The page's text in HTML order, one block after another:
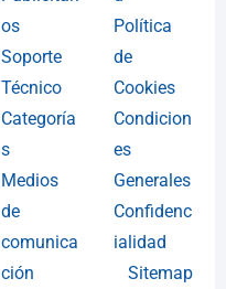
os
Soporte
Técnico
Categoría
s
Medios
de
comunica
ción
Política
de
Cookies
Condicion
es
Generales
Confidenc
ialidad
Sitemap